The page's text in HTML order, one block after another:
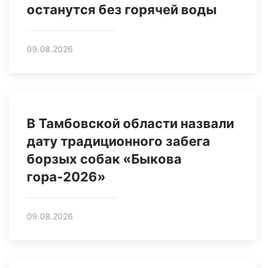
останутся без горячей воды
09.08.2026
В Тамбовской области назвали
дату традиционного забега
борзых собак «Быкова
гора-2026»
09.08.2026